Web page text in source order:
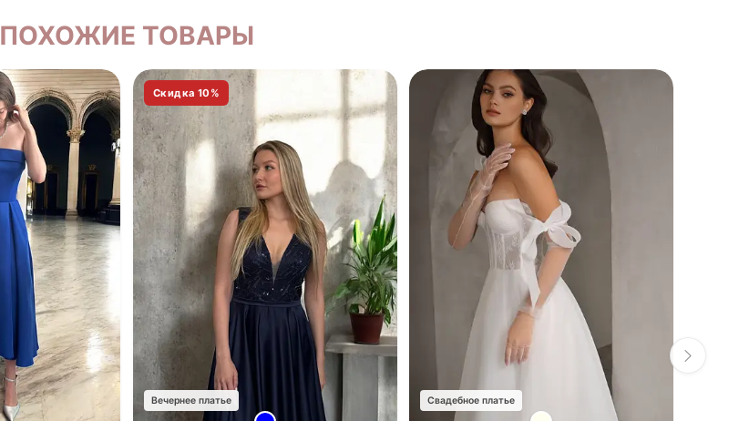
ПОХОЖИЕ ТОВАРЫ
Скидка 10%
Вечернее платье Свадебное платье